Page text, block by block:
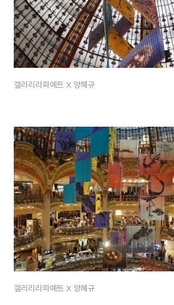
갤러리라파예트 X 양혜규
갤러리라파예트 X 양혜규